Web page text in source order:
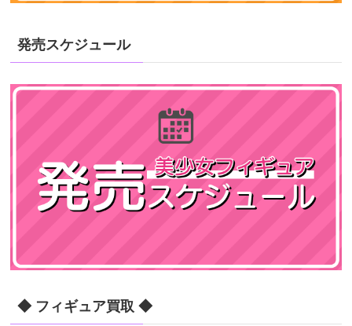
発売スケジュール
◆ フィギュア買取 ◆